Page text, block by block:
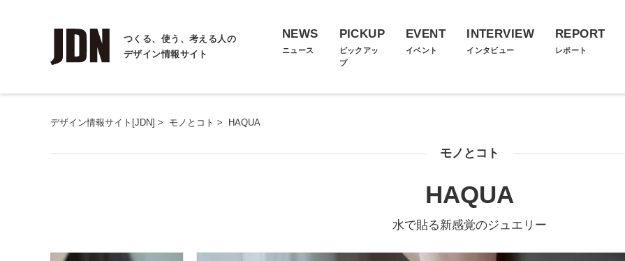
つくる、使う、考える人の
デザイン情報サイト
NEWS
ニュース
PICKUP
ピックアッ
プ
EVENT
イベント
INTERVIEW
インタビュー
REPORT
レポート
デザイン情報サイト[JDN] > モノとコト > HAQUA
モノとコト
HAQUA
水で貼る新感覚のジュエリー